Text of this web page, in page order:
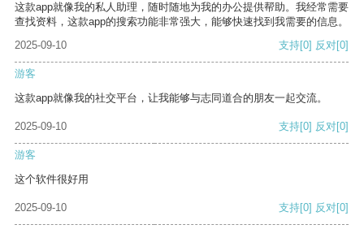
这款app就像我的私人助理，随时随地为我的办公提供帮助。我经常需要
查找资料，这款app的搜索功能非常强大，能够快速找到我需要的信息。
2025-09-10
支持[0] 反对[0]
游客
这款app就像我的社交平台，让我能够与志同道合的朋友一起交流。
2025-09-10 支持[0] 反对[0]
游客
这个软件很好用
2025-09-10 支持[0] 反对[0]